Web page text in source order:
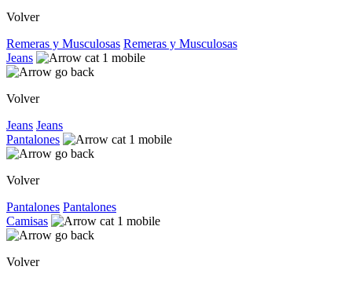
Volver
Remeras y Musculosas Remeras y Musculosas
Jeans
Volver
Jeans Jeans
Pantalones
Volver
Pantalones Pantalones
Camisas
Volver